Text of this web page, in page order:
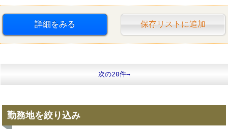
高校生OK 交通費支給 社員登用あり 駅チカ
禁煙・分煙
詳細をみる 保存リストに追加
次の20件→
勤務地を絞り込み